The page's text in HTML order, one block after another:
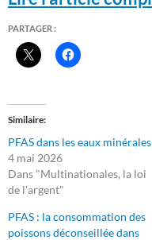
PARTAGER :
Similaire
PFAS dans les eaux minérales
4 mai 2026
Dans "Multinationales, la loi
de l'argent"
PFAS : la consommation des
poissons déconseillée dans